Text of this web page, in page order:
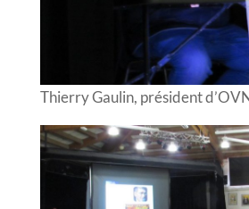
Thierry Gaulin, président